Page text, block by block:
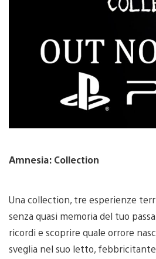
Amnesia: Collection
Una collection, tre esperienze
senza quasi memoria del tuo
ricordi e scoprire quale orrore
sveglia nel suo letto,